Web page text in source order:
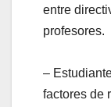
entre
profesores.
–
factores de